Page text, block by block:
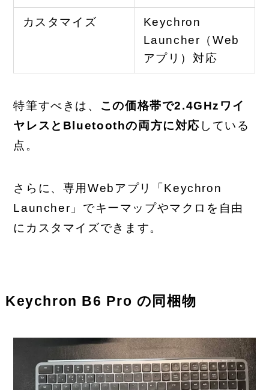
カスタマイズ
Keychron
Launcher（Web
アプリ）対応
特筆すべきは、
この価格帯で2.4GHzワイ
ヤレスとBluetoothの両方に対応 している
点。
さらに、専用Webアプリ「Keychron
Launcher」でキーマップやマクロを自由
にカスタマイズできます。
Keychron B6 Pro の同梱物